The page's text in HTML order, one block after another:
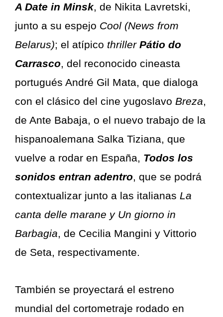
A Date in Minsk, de Nikita Lavretski,
junto a su espejo Cool (News from
Belarus); el atípico thriller Pátio do
Carrasco, del reconocido cineasta
portugués André Gil Mata, que dialoga
con el clásico del cine yugoslavo Breza,
de Ante Babaja, o el nuevo trabajo de la
hispanoalemana Salka Tiziana, que
vuelve a rodar en España, Todos los
sonidos entran adentro, que se podrá
contextualizar junto a las italianas La
canta delle marane y Un giorno in
Barbagia, de Cecilia Mangini y Vittorio
de Seta, respectivamente.
También se proyectará el estreno
mundial del cortometraje rodado en